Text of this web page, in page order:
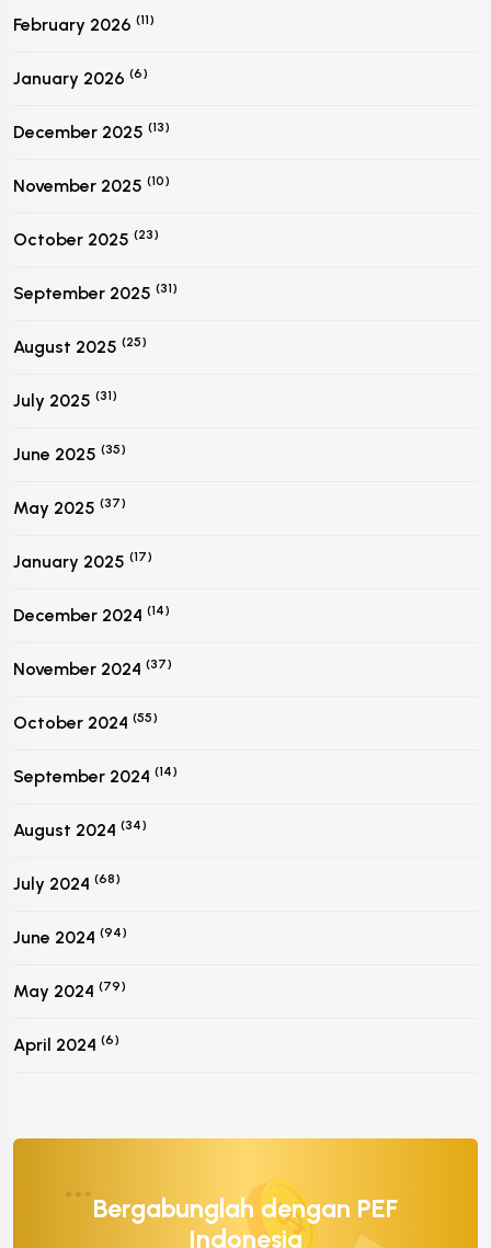
February 2026 (11)
January 2026 (6)
December 2025 (13)
November 2025 (10)
October 2025 (23)
September 2025 (31)
August 2025 (25)
July 2025 (31)
June 2025 (35)
May 2025 (37)
January 2025 (17)
December 2024 (14)
November 2024 (37)
October 2024 (55)
September 2024 (14)
August 2024 (34)
July 2024 (68)
June 2024 (94)
May 2024 (79)
April 2024 (6)
Bergabunglah dengan PEF
Indonesia